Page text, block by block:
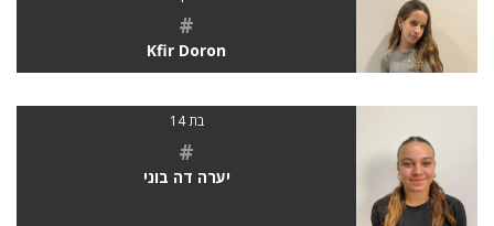
#
Kfir Doron
בת 14
#
יערה דה בוני